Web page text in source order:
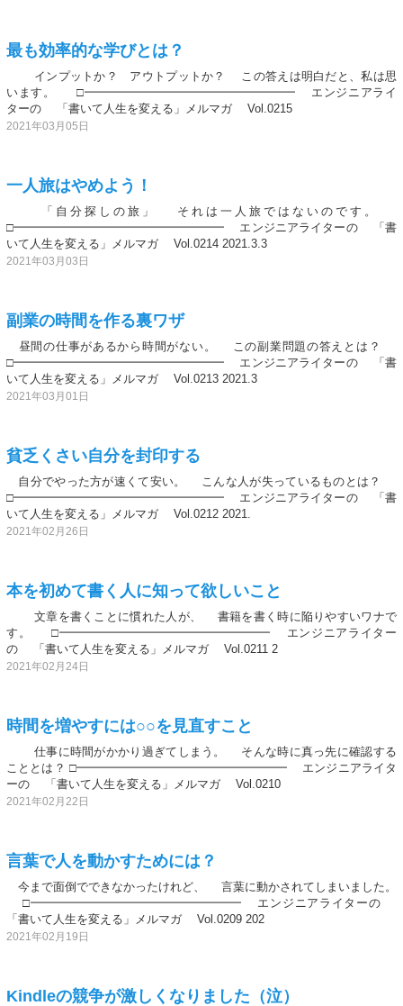
最も効率的な学びとは？
インプットか？ アウトプットか？ この答えは明白だと、私は思
います。 □━━━━━━━━━━━━━━━━━━ エンジニアライ
ターの 「書いて人生を変える」メルマガ Vol.0215
2021年03月05日
一人旅はやめよう！
「自分探しの旅」 それは一人旅ではないのです。
□━━━━━━━━━━━━━━━━━━ エンジニアライターの 「書
いて人生を変える」メルマガ Vol.0214 2021.3.3
2021年03月03日
副業の時間を作る裏ワザ
昼間の仕事があるから時間がない。 この副業問題の答えとは？
□━━━━━━━━━━━━━━━━━━ エンジニアライターの 「書
いて人生を変える」メルマガ Vol.0213 2021.3
2021年03月01日
貧乏くさい自分を封印する
自分でやった方が速くて安い。 こんな人が失っているものとは？
□━━━━━━━━━━━━━━━━━━ エンジニアライターの 「書
いて人生を変える」メルマガ Vol.0212 2021.
2021年02月26日
本を初めて書く人に知って欲しいこと
文章を書くことに慣れた人が、 書籍を書く時に陥りやすいワナで
す。 □━━━━━━━━━━━━━━━━━━ エンジニアライター
の 「書いて人生を変える」メルマガ Vol.0211 2
2021年02月24日
時間を増やすには○○を見直すこと
仕事に時間がかかり過ぎてしまう。 そんな時に真っ先に確認する
こととは？ □━━━━━━━━━━━━━━━━━━ エンジニアライタ
ーの 「書いて人生を変える」メルマガ Vol.0210
2021年02月22日
言葉で人を動かすためには？
今まで面倒でできなかったけれど、 言葉に動かされてしまいました。
□━━━━━━━━━━━━━━━━━━ エンジニアライターの
「書いて人生を変える」メルマガ Vol.0209 202
2021年02月19日
Kindleの競争が激しくなりました（泣）